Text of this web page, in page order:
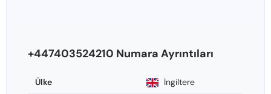
+447403524210 Numara Ayrıntıları
Ülke İngiltere